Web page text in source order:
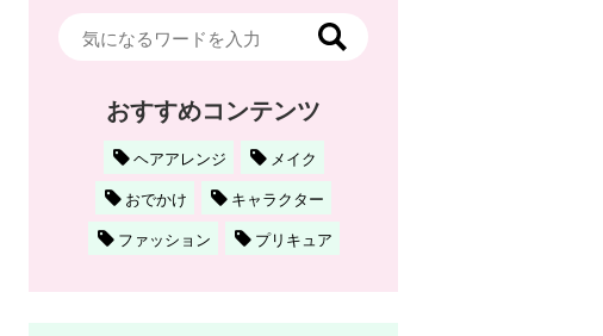
おすすめコンテンツ
ヘアアレンジ
メイク
おでかけ
キャラクター
ファッション
プリキュア